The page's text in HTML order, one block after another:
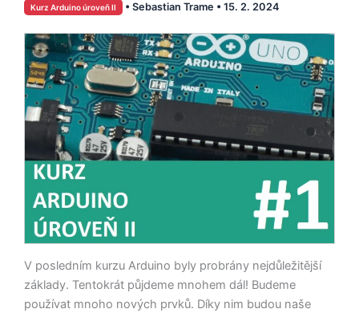
Kurz Arduino úroveň II • Sebastian Trame • 15. 2. 2024
V posledním kurzu Arduino byly probrány nejdůležitější
základy. Tentokrát půjdeme mnohem dál! Budeme
používat mnoho nových prvků. Díky nim budou naše
–
#1
–
Úvod,
Obsah